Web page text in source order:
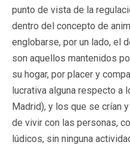
punto de vista de la
dentro del concepto de
englobarse, por un lado, el
son aquellos mantenidos
su hogar, por placer y
lucrativa alguna respecto a
Madrid), y los que se crían
de vivir con las personas,
lúdicos, sin ninguna